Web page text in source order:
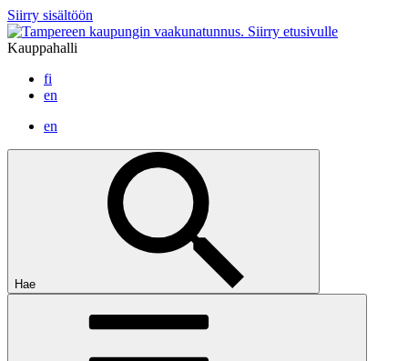
Siirry sisältöön
Siirry etusivulle
Kauppahalli
fi
en
en
Hae